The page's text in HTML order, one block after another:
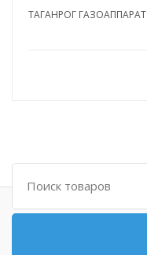
ТАГАНРОГ ГАЗОАППАРАТ
Поиск